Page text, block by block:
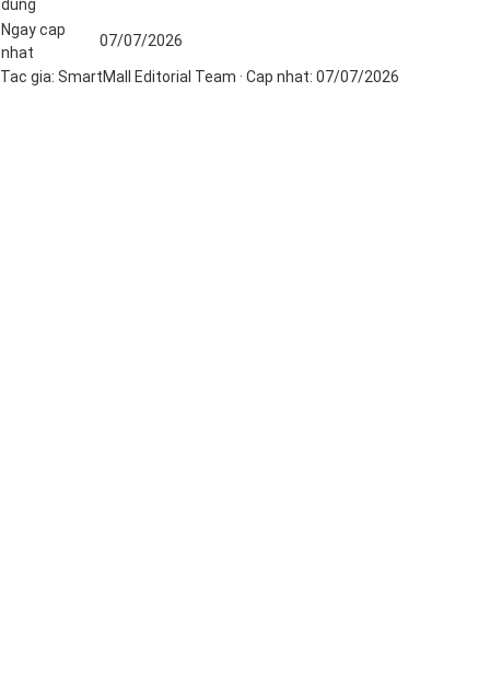
dung
Ngay cap
nhat
07/07/2026
Tac gia: SmartMall Editorial Team · Cap nhat: 07/07/2026